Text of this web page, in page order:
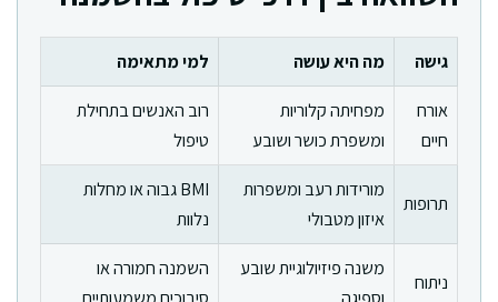
גישה מה היא עושה
למי מתאימה
אורח
חיים
מפחיתה קלוריות
ומשפרת כושר ושובע
רוב האנשים בתחילת
טיפול
תרופות
מורידות רעב ומשפרות
איזון מטבולי
BMI גבוה או מחלות
נלוות
ניתוח
משנה פיזיולוגיית שובע
השמנה חמורה או